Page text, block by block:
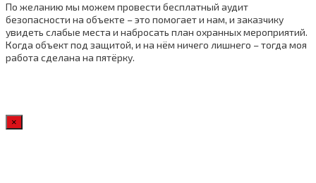
По желанию мы можем провести бесплатный аудит
безопасности на объекте – это помогает и нам, и заказчику
увидеть слабые места и набросать план охранных мероприятий.
Когда объект под защитой, и на нём ничего лишнего – тогда моя
работа сделана на пятёрку.
×